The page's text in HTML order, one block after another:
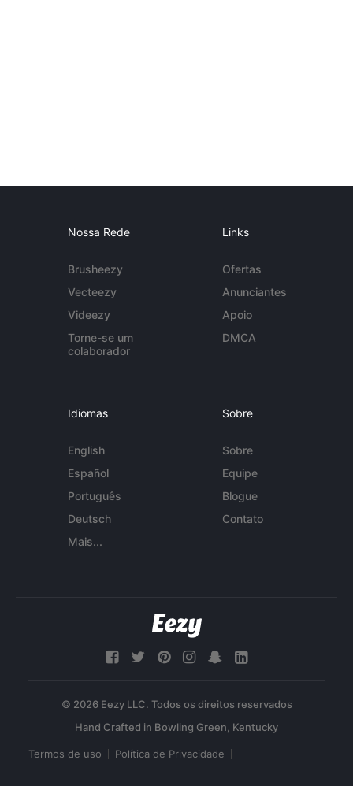
Nossa Rede
Brusheezy
Vecteezy
Videezy
Torne-se um
colaborador
Links
Ofertas
Anunciantes
Apoio
DMCA
Idiomas
English
Español
Português
Deutsch
Mais...
Sobre
Sobre
Equipe
Blogue
Contato
© 2026 Eezy LLC. Todos os direitos reservados
Termos de uso Política de Privacidade